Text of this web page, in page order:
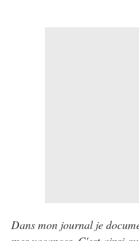
Dans mon journal je